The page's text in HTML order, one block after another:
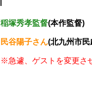
稲塚秀孝監督(本作監督)
民谷陽子さん(北九州市
※急遽、ゲストを変更さ